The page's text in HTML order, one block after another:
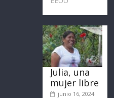
Julia, una
mujer libre
junio 16, 2024